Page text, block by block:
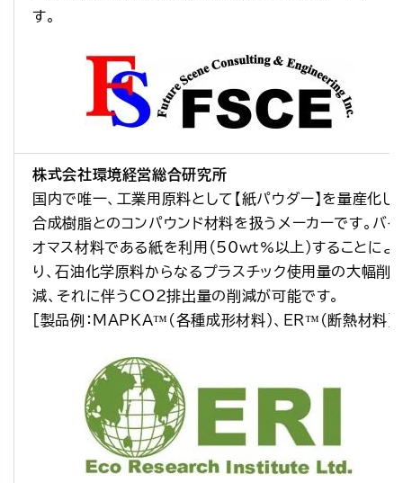
す。
株式会社環境経営総合研究所
国内で唯一、工業用原料として【紙パウダー】を量産化し
合成樹脂とのコンパウンド材料を扱うメーカーです。バイ
オマス材料である紙を利用（50wt%以上）することによ
り、石油化学原料からなるプラスチック使用量の大幅削
減、それに伴うCO2排出量の削減が可能です。
[製品例：MAPKA™(各種成形材料)、ER™(断熱材料)]